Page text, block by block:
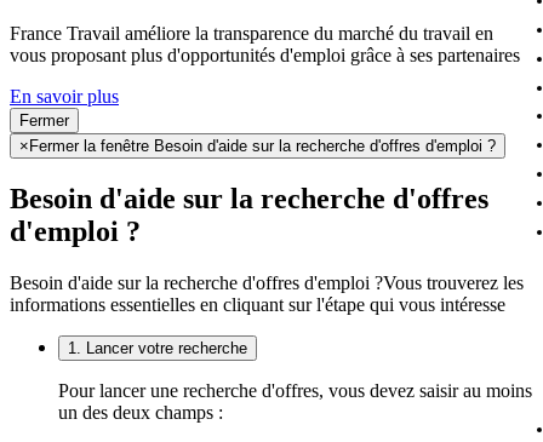
France Travail améliore la transparence du marché du travail en
vous proposant plus d'opportunités d'emploi grâce à ses partenaires
En savoir plus
Fermer
× Fermer la fenêtre Besoin d'aide sur la recherche d'offres d'emploi ?
Besoin d'aide sur la recherche d'offres
d'emploi ?
Besoin d'aide sur la recherche d'offres d'emploi ?Vous trouverez les
informations essentielles en cliquant sur l'étape qui vous intéresse
1. Lancer votre recherche
Pour lancer une recherche d'offres, vous devez saisir au moins
un des deux champs :